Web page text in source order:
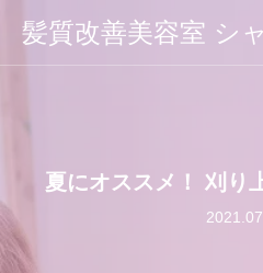
髪質改善美容室 シ
夏にオススメ！ 刈り